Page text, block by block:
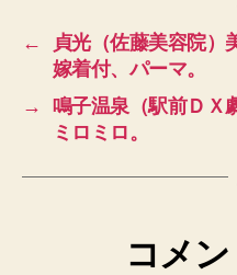
←
貞光（佐藤美容院）
嫁着付、パーマ。
→
鳴子温泉（駅前ＤＸ
ミロミロ。
コメ